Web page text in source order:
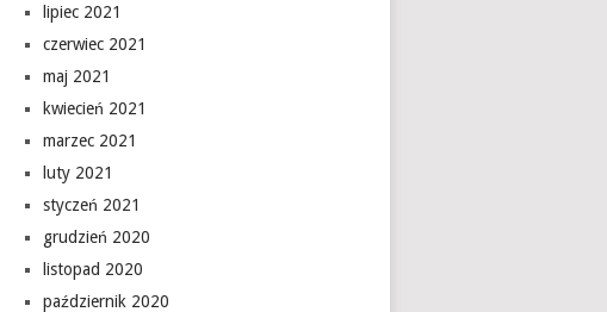
lipiec 2021
czerwiec 2021
maj 2021
kwiecień 2021
marzec 2021
luty 2021
styczeń 2021
grudzień 2020
listopad 2020
październik 2020